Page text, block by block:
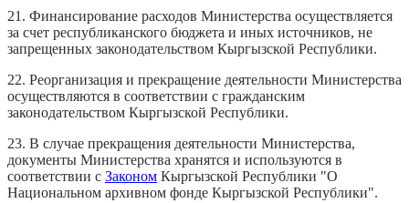
21. Финансирование расходов Министерства осуществляется
за счет республиканского бюджета и иных источников, не
запрещенных законодательством Кыргызской Республики.
22. Реорганизация и прекращение деятельности Министерства
осуществляются в соответствии с гражданским
законодательством Кыргызской Республики.
23. В случае прекращения деятельности Министерства,
документы Министерства хранятся и используются в
соответствии с Законом Кыргызской Республики "О
Национальном архивном фонде Кыргызской Республики".